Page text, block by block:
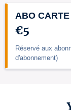
ABO
€5
Réservé aux
d'abonnement)